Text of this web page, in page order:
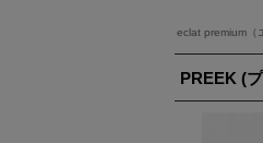
eclat premium（
PREEK (